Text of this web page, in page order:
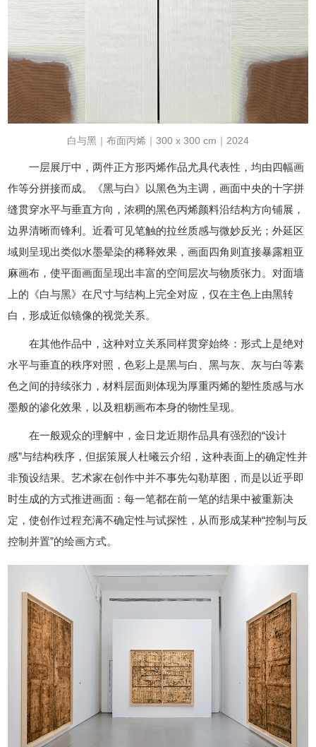
白与黑｜布面丙烯｜300 x 300 cm｜2024
一层展厅中，两件正方形丙烯作品尤具代表性，均由四幅画
作等分拼接而成。《黑与白》以黑色为主调，画面中央的十字拼
缝贯穿水平与垂直方向，浓稠的黑色丙烯颜料沿结构方向铺展，
边界清晰而锋利。近看可见笔触的拉丝质感与微妙反光；外延区
域则呈现出类似水墨晕染的稀释效果，画面四角则直接暴露粗亚
麻画布，使平面画面呈现出丰富的空间层次与物质张力。对面墙
上的《白与黑》在尺寸与结构上完全对应，仅在主色上由黑转
白，形成近似镜像的视觉关系。
在其他作品中，这种对立关系同样贯穿始终：形式上是绝对
水平与垂直的秩序对照，色彩上是黑与白、黑与灰、灰与白等素
色之间的持续张力，材料层面则体现为厚重丙烯的塑性质感与水
墨般的渗化效果，以及粗粝画布本身的物性呈现。
在一般观众的理解中，金日龙近期作品具有强烈的“设计
感”与结构秩序，但据策展人杜曦云介绍，这种表面上的确定性并
非预设结果。艺术家在创作中并不事先勾勒草图，而是以近乎即
时生成的方式推进画面：每一笔都在前一笔的结果中被重新决
定，使创作过程充满不确定性与试探性，从而形成某种“控制与反
控制并置”的绘画方式。